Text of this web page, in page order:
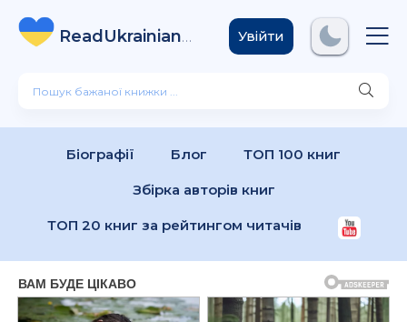
ReadUkrainian
Books .com
Увійти
Біографії Блог ТОП 100 книг
Збірка авторів книг
ТОП 20 книг за рейтингом читачів